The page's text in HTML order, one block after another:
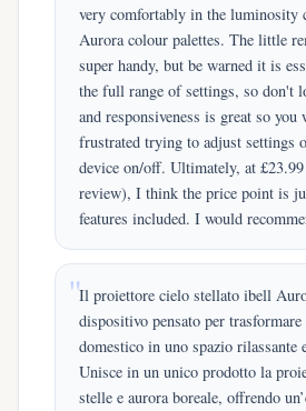
very comfortably in the luminosity
Aurora colour palettes. The little
super handy, but be warned it is
the full range of settings, so don't
and responsiveness is great so you
frustrated trying to adjust settings
device on/off. Ultimately, at
review), I think the price point is
features included. I would
Il proiettore cielo stellato ibell
dispositivo pensato per
domestico in uno spazio rilassante
Unisce in un unico prodotto la
stelle e aurora boreale, offrendo